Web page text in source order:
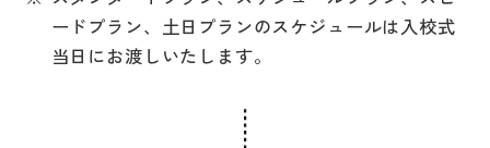
ードプラン、土日プランのスケジュールは入校式
当日にお渡しいたします。